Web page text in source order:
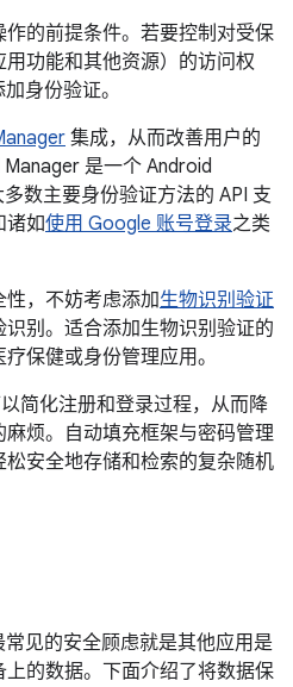
的前提条件。若要控制对受保
功能和其他资源）的访问权
身份验证。
集成，从而改善用户的
是一个 Android
数主要身份验证方法的 API 支
诸如使用 Google 账号登录之类
，不妨考虑添加生物识别验证
别。适合添加生物识别验证的
保健或身份管理应用。
简化注册和登录过程，从而降
烦。自动填充框架与密码管理
安全地存储和检索的复杂随机
见的安全顾虑就是其他应用是
的数据。下面介绍了将数据保